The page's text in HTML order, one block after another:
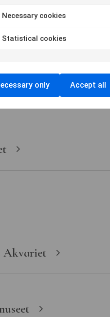
Karlskrona
Akvariet
Necessary cookies
Statistical cookies
only Accept all